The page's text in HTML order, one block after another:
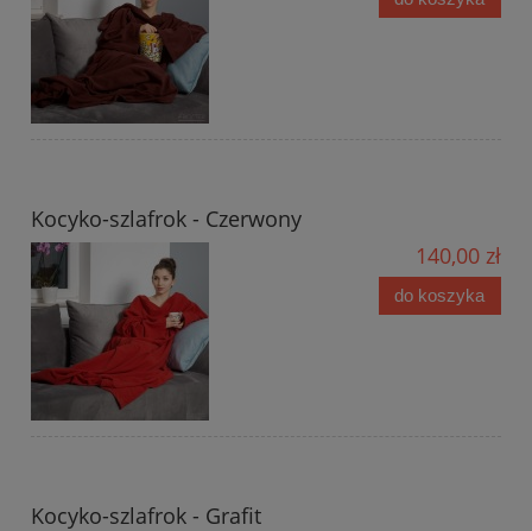
Kocyko-szlafrok - Czerwony
140,00 zł
do koszyka
Kocyko-szlafrok - Grafit